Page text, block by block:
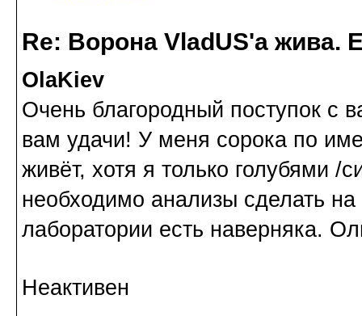
Re: Ворона VladUS'а жива.
OlaKiev
Очень благородный поступок
вам удачи! У меня сорока по
живёт, хотя я только голубями
необходимо анализы сделать
лаборатории есть наверняка.
Неактивен